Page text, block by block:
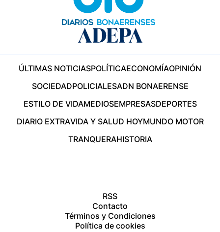
ÚLTIMAS NOTICIASPOLÍTICAECONOMÍAOPINIÓN
SOCIEDADPOLICIALESADN BONAERENSE
ESTILO DE VIDAMEDIOSEMPRESASDEPORTES
DIARIO EXTRAVIDA Y SALUD HOYMUNDO MOTOR
TRANQUERAHISTORIA
RSS
Contacto
Términos y Condiciones
Política de cookies